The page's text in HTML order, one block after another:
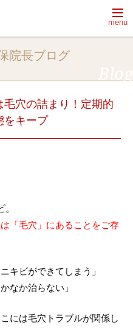
menu
曜日・祝日
～13:20、14:30～18:00
約制
れる方へ一覧
がすべての悩みの元
美容外科、皮膚科、エステの
クリニック
料金一覧
プログラム
ラム
ラム
療・ケア知識
療・ケア知識
治療・ケア知識
院長ブログ
穴の詰まり！定期的
をキープ
「毛穴」にあることをご存
キビができてしまう」
なか治らない」
には毛穴トラブルが関係し